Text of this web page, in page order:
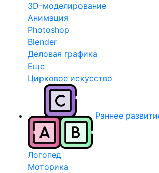
3D-моделирование
Анимация
Photoshop
Blender
Деловая графика
Еще
Цирковое искусство
Раннее
Логопед
Моторика